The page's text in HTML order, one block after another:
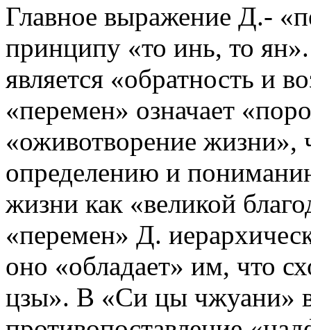
Главное выражение Д.-
принципу «то инь, то
является «обратность и
«перемен» означает
«оживотворение жизни»,
определению и
жизни как «великой
«перемен» Д.
оно «обладает» им, что
цзы». В «Си цы чжуани»